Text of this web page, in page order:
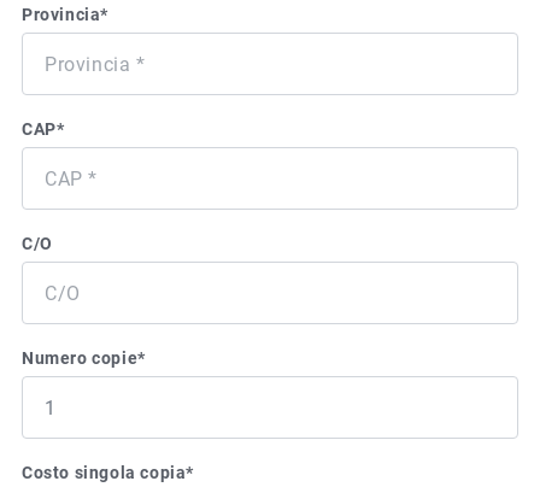
Provincia*
CAP*
C/O
Numero copie*
Costo singola copia*